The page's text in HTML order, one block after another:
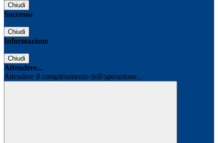
Chiudi
Successo
Chiudi
Informazione
Chiudi
Attendere...
Attendere il completamento dell'operazione...